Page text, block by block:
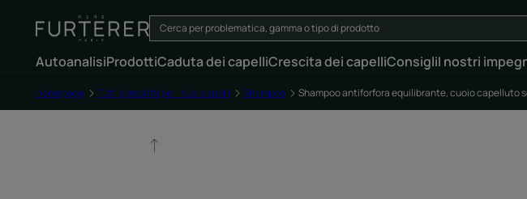
AutoanalisiProdottiCaduta dei capelliCrescita dei capelliConsigliI nostri
Homepage Tutti i prodotti per i tuoi capelli Shampoo Shampoo antiforfora equilibrante, cuoio capelluto